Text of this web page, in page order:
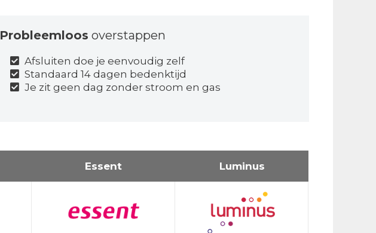
Probleemloos overstappen
Afsluiten doe je eenvoudig zelf
Standaard 14 dagen bedenktijd
Je zit geen dag zonder stroom en gas
Essent Luminus